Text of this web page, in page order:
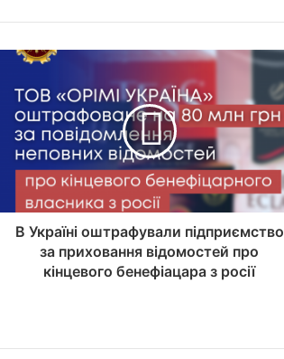
В Україні оштрафували підприємство
за приховання відомостей про
кінцевого бенефіацара з росії